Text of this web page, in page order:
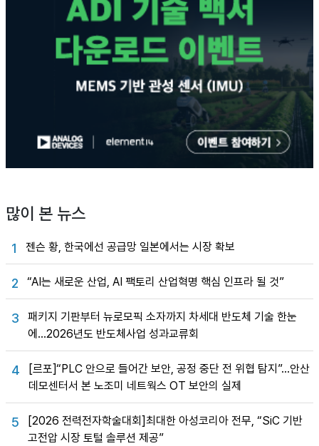
많이 본 뉴스
1 젠슨 황, 한국에선 공급망 일본에서는 시장 확보
2 “AI는 새로운 산업, AI 팩토리 산업혁명 핵심 인프라 될 것”
3
패키지 기판부터 뉴로모픽 소자까지 차세대 반도체 기술 한눈
에…2026년도 반도체사업 성과교류회
4
[르포]“PLC 안으로 들어간 보안, 공정 중단 전 위협 탐지”…안산
데모센터서 본 노조미 네트웍스 OT 보안의 실제
5
[2026 전력전자학술대회]최대한 아성코리아 전무, “SiC 기반
고전압 시장 토털 솔루션 제공”